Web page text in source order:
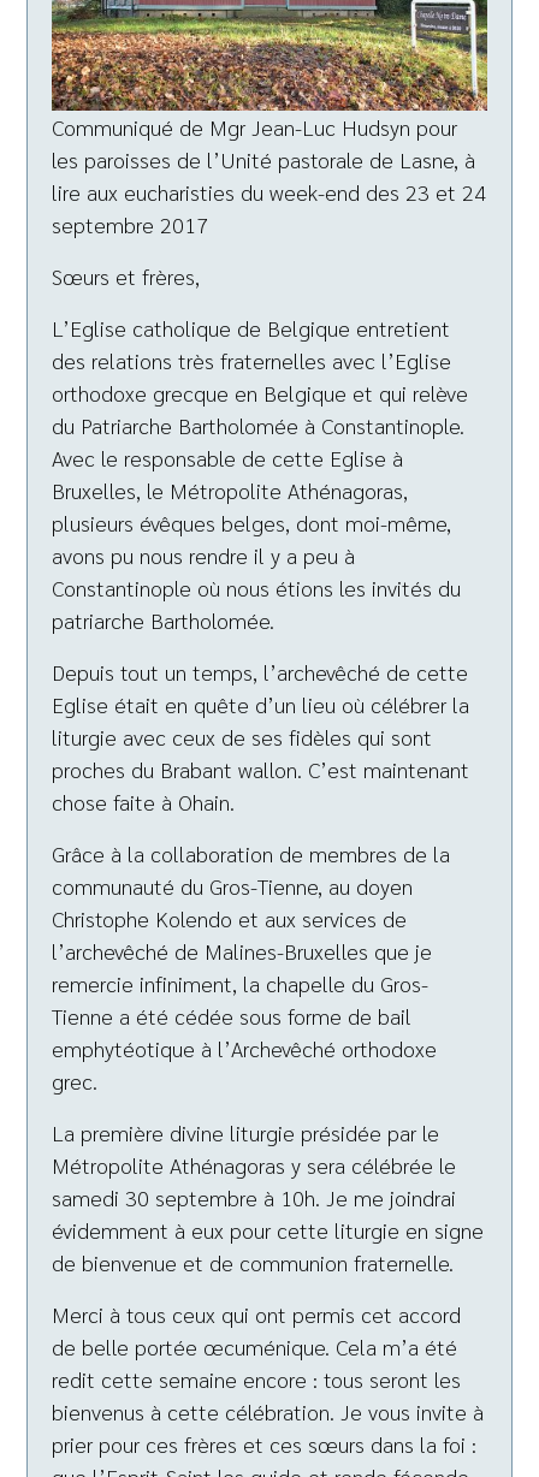
Communiqué de Mgr Jean-Luc Hudsyn pour
les paroisses de l’Unité pastorale de Lasne, à
lire aux eucharisties du week-end des 23 et 24
septembre 2017
Sœurs et frères,
L’Eglise catholique de Belgique entretient
des relations très fraternelles avec l’Eglise
orthodoxe grecque en Belgique et qui relève
du Patriarche Bartholomée à Constantinople.
Avec le responsable de cette Eglise à
Bruxelles, le Métropolite Athénagoras,
plusieurs évêques belges, dont moi-même,
avons pu nous rendre il y a peu à
Constantinople où nous étions les invités du
patriarche Bartholomée.
Depuis tout un temps, l’archevêché de cette
Eglise était en quête d’un lieu où célébrer la
liturgie avec ceux de ses fidèles qui sont
proches du Brabant wallon. C’est maintenant
chose faite à Ohain.
Grâce à la collaboration de membres de la
communauté du Gros-Tienne, au doyen
Christophe Kolendo et aux services de
l’archevêché de Malines-Bruxelles que je
remercie infiniment, la chapelle du Gros-
Tienne a été cédée sous forme de bail
emphytéotique à l’Archevêché orthodoxe
grec.
La première divine liturgie présidée par le
Métropolite Athénagoras y sera célébrée le
samedi 30 septembre à 10h. Je me joindrai
évidemment à eux pour cette liturgie en signe
de bienvenue et de communion fraternelle.
Merci à tous ceux qui ont permis cet accord
de belle portée œcuménique. Cela m’a été
redit cette semaine encore : tous seront les
bienvenus à cette célébration. Je vous invite à
prier pour ces frères et ces sœurs dans la foi :